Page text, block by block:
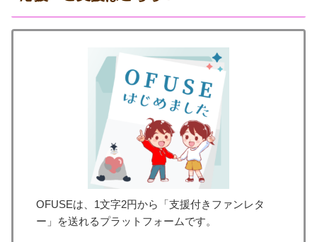
OFUSEは、1文字2円から「支援付きファンレタ
ー」を送れるプラットフォームです。